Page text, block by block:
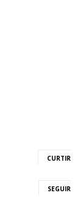
CURTIR
SEGUIR